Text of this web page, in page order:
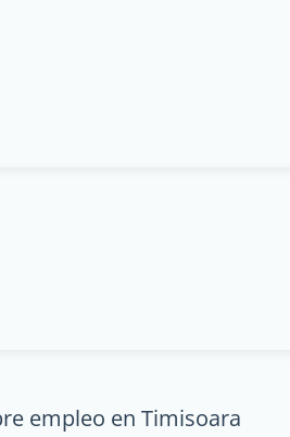
empleo en Timisoara